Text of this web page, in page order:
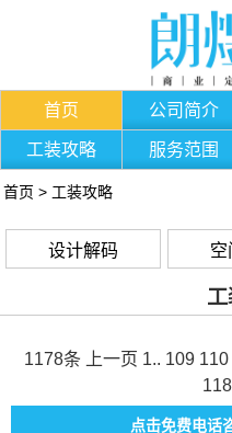
首页 公司简介
工装攻略 服务范围
首页 > 工装攻略
设计解码 空
1178条 上一页 1.. 109 110
118
点击免费电话